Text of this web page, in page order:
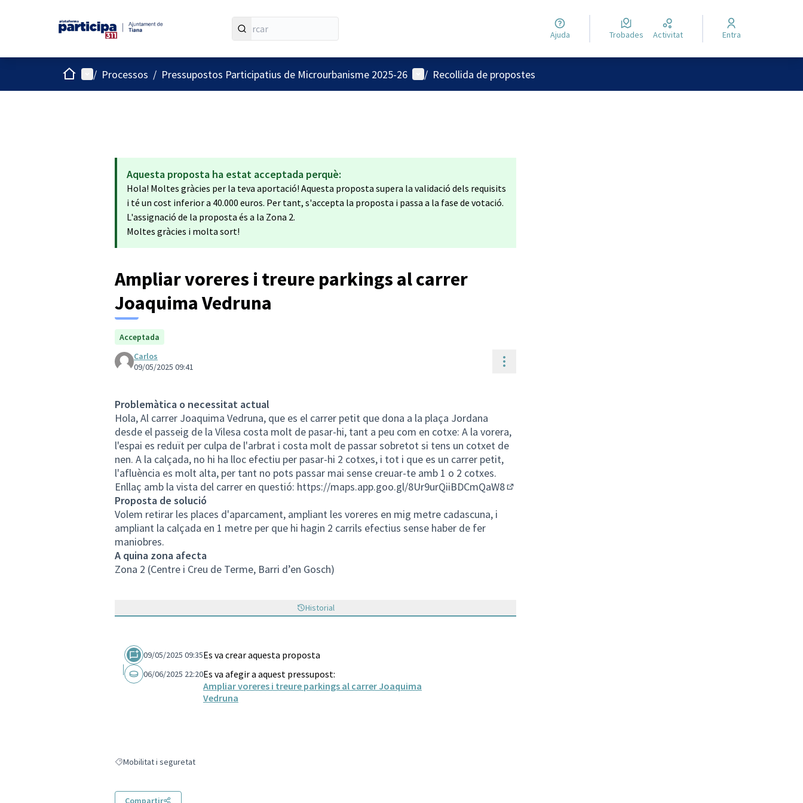
Ajuda Trobades Activitat Entra
Inici Menú principal
/ Processos / Pressupostos Participatius de Microurbanisme 2025-26 Menú d'usuari
/ Recollida de propostes
Aquesta proposta ha estat acceptada perquè:
Hola! Moltes gràcies per la teva aportació! Aquesta proposta supera la validació dels requisits
i té un cost inferior a 40.000 euros. Per tant, s'accepta la proposta i passa a la fase de votació.
L'assignació de la proposta és a la Zona 2.
Moltes gràcies i molta sort!
Ampliar voreres i treure parkings al carrer
Joaquima Vedruna
Acceptada
Carlos
09/05/2025 09:41
Controls de recursos
Problemàtica o necessitat actual
Hola, Al carrer Joaquima Vedruna, que es el carrer petit que dona a la plaça Jordana
desde el passeig de la Vilesa costa molt de pasar-hi, tant a peu com en cotxe: A la vorera,
l'espai es reduït per culpa de l'arbrat i costa molt de passar sobretot si tens un cotxet de
nen. A la calçada, no hi ha lloc efectiu per pasar-hi 2 cotxes, i tot i que es un carrer petit,
l'afluència es molt alta, per tant no pots passar mai sense creuar-te amb 1 o 2 cotxes.
Enllaç amb la vista del carrer en questió: https://maps.app.goo.gl/8Ur9urQiiBDCmQaW8
Proposta de solució
Volem retirar les places d'aparcament, ampliant les voreres en mig metre cadascuna, i
ampliant la calçada en 1 metre per que hi hagin 2 carrils efectius sense haber de fer
maniobres.
A quina zona afecta
Zona 2 (Centre i Creu de Terme, Barri d’en Gosch)
Historial
09/05/2025 09:35Es va crear aquesta proposta
06/06/2025 22:20Es va afegir a aquest pressupost:
Ampliar voreres i treure parkings al carrer Joaquima
Vedruna
Resultats en filtrar per: Mobilitat i seguretat
Mobilitat i seguretat
Compartir